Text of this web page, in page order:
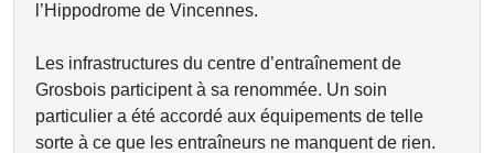
l’Hippodrome de Vincennes.
Les infrastructures du centre d’entraînement de
Grosbois participent à sa renommée. Un soin
particulier a été accordé aux équipements de telle
sorte à ce que les entraîneurs ne manquent de rien.